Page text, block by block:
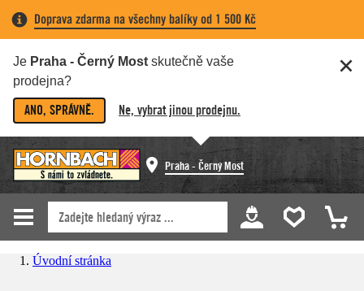
Doprava zdarma na všechny balíky od 1 500 Kč
Je Praha - Černý Most skutečně vaše
prodejna?
ANO, SPRÁVNĚ. Ne, vybrat jinou prodejnu.
Praha - Černý Most
Úvodní stránka